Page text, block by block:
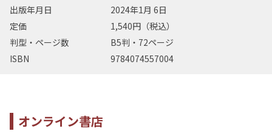
出版年月日
2024年1月 6日
定価
1,540円（税込）
判型・ページ数
B5判・72ページ
ISBN
9784074557004
オンライン書店